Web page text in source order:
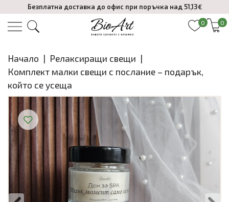
Безплатна доставка до офис при поръчка над 51,13€
0 0
Начало | Релаксиращи свещи |
Комплект малки свещи с послание – подарък,
който се усеща